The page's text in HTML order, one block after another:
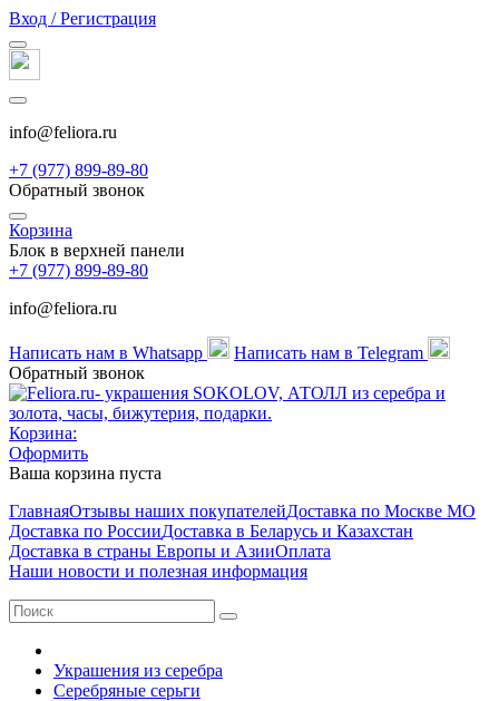
Вход / Регистрация
info@feliora.ru
+7 (977) 899-89-80
Обратный звонок
Корзина
Блок в верхней панели
+7 (977) 899-89-80
info@feliora.ru
Написать нам в Whatsapp
Написать нам в Telegram
Обратный звонок
Корзина:
Оформить
Ваша корзина пуста
ГлавнаяОтзывы наших покупателейДоставка по Москве МО
Доставка по РоссииДоставка в Беларусь и Казахстан
Доставка в страны Европы и АзииОплата
Наши новости и полезная информация
Украшения из серебра
Серебряные серьги